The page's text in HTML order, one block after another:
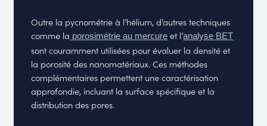
Outre la pycnométrie à l’hélium, d’autres techniques
comme la porosimétrie au mercure et l’analyse BET
sont couramment utilisées pour évaluer la densité et
la porosité des nanomatériaux. Ces méthodes
complémentaires permettent une caractérisation
approfondie, incluant la surface spécifique et la
distribution des pores.